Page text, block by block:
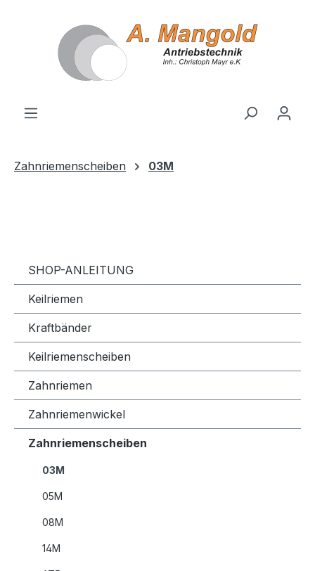
Zahnriemenscheiben 03M
SHOP-ANLEITUNG
Keilriemen
Kraftbänder
Keilriemenscheiben
Zahnriemen
Zahnriemenwickel
Zahnriemenscheiben
03M
05M
08M
14M